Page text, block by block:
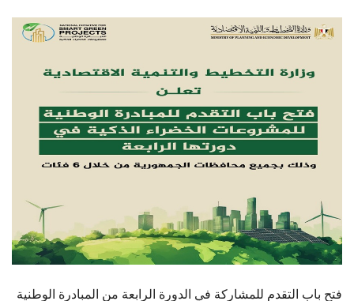
هيئة التدريس
الدراسات العليا
الموظفون
الزائـرون
فتح باب التقدم للمشاركة في الدورة الرابعة من المبادرة الوطنية